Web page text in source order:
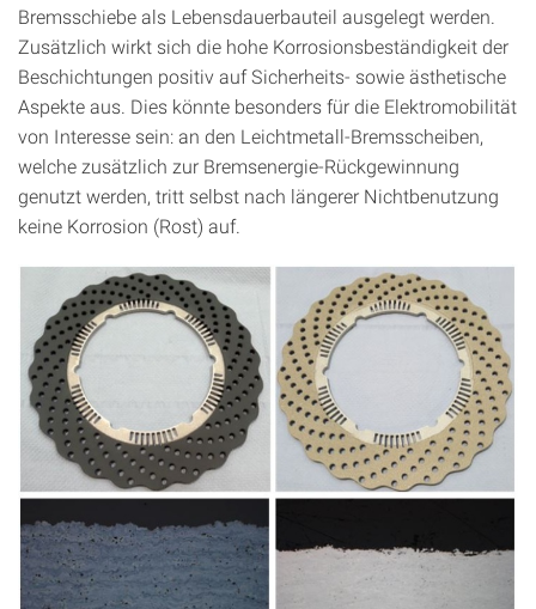
Bremsschiebe als Lebensdauerbauteil ausgelegt werden.
Zusätzlich wirkt sich die hohe Korrosionsbeständigkeit der
Beschichtungen positiv auf Sicherheits- sowie ästhetische
Aspekte aus. Dies könnte besonders für die Elektromobilität
von Interesse sein: an den Leichtmetall-Bremsscheiben,
welche zusätzlich zur Bremsenergie-Rückgewinnung
genutzt werden, tritt selbst nach längerer Nichtbenutzung
keine Korrosion (Rost) auf.